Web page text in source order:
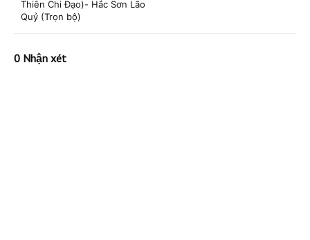
Thiên Chi Đạo)- Hắc Sơn Lão
Quỷ (Trọn bộ)
0 Nhận xét